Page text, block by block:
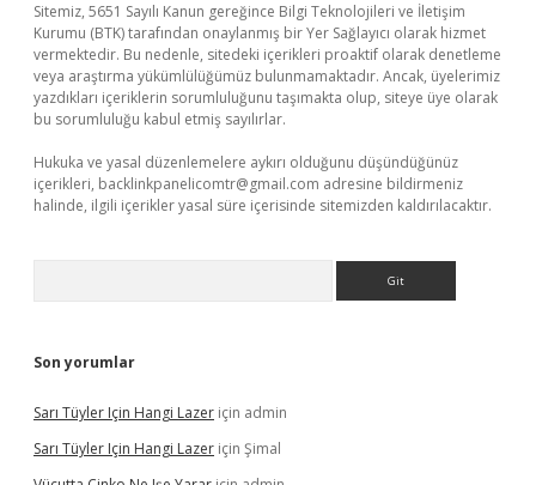
Sitemiz, 5651 Sayılı Kanun gereğince Bilgi Teknolojileri ve İletişim
Kurumu (BTK) tarafından onaylanmış bir Yer Sağlayıcı olarak hizmet
vermektedir. Bu nedenle, sitedeki içerikleri proaktif olarak denetleme
veya araştırma yükümlülüğümüz bulunmamaktadır. Ancak, üyelerimiz
yazdıkları içeriklerin sorumluluğunu taşımakta olup, siteye üye olarak
bu sorumluluğu kabul etmiş sayılırlar.
Hukuka ve yasal düzenlemelere aykırı olduğunu düşündüğünüz
içerikleri, backlinkpanelicomtr@gmail.com adresine bildirmeniz
halinde, ilgili içerikler yasal süre içerisinde sitemizden kaldırılacaktır.
Son yorumlar
Sarı Tüyler Için Hangi Lazer için admin
Sarı Tüyler Için Hangi Lazer için Şimal